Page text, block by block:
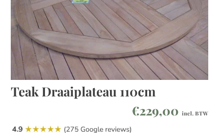
Teak Draaiplateau 110cm
€229,00 incl. BTW